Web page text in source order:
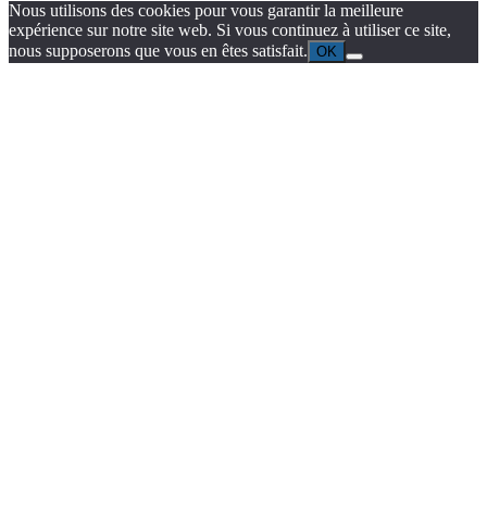
Nous utilisons des cookies pour vous garantir la meilleure
expérience sur notre site web. Si vous continuez à utiliser ce site,
nous supposerons que vous en êtes satisfait. OK